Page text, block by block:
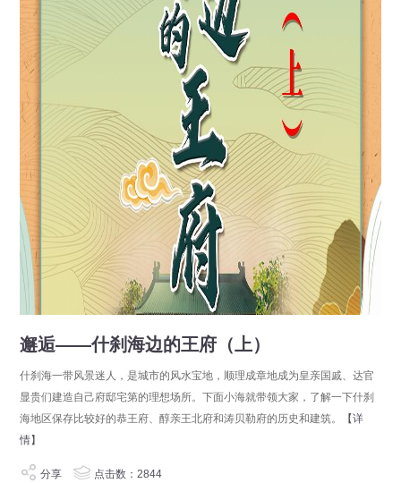
邂逅——什刹海边的王府（上）
什刹海一带风景迷人，是城市的风水宝地，顺理成章地成为皇亲国戚、达官
显贵们建造自己府邸宅第的理想场所。下面小海就带领大家，了解一下什刹
海地区保存比较好的恭王府、醇亲王北府和涛贝勒府的历史和建筑。
【详
情】
分享 点击数：2844